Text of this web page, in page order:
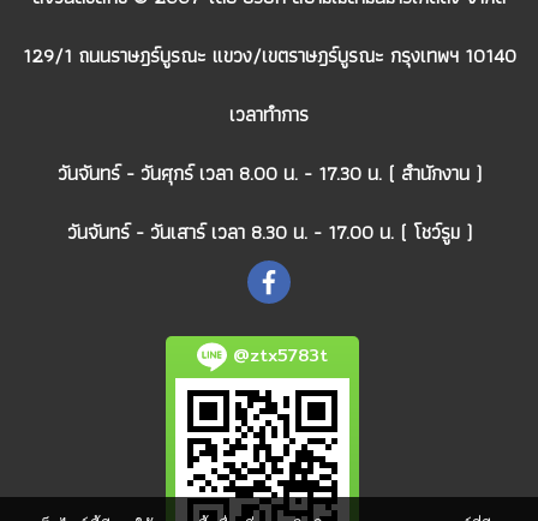
129/1 ถนนราษฎร์บูรณะ แขวง/เขตราษฎร์บูรณะ กรุงเทพฯ 10140
เวลาทำการ
วันจันทร์ - วันศุกร์ เวลา 8.00 น. - 17.30 น. ( สำนักงาน )
วันจันทร์ - วันเสาร์ เวลา 8.30 น. - 17.00 น. ( โชว์รูม )
@ztx5783t